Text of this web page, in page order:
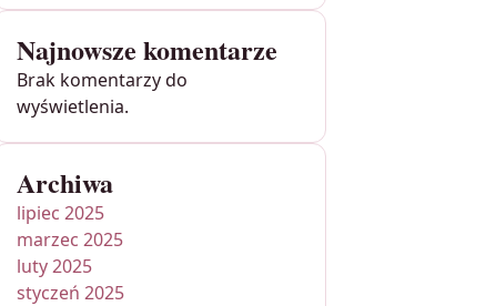
Najnowsze komentarze
Brak komentarzy do
wyświetlenia.
Archiwa
lipiec 2025
marzec 2025
luty 2025
styczeń 2025